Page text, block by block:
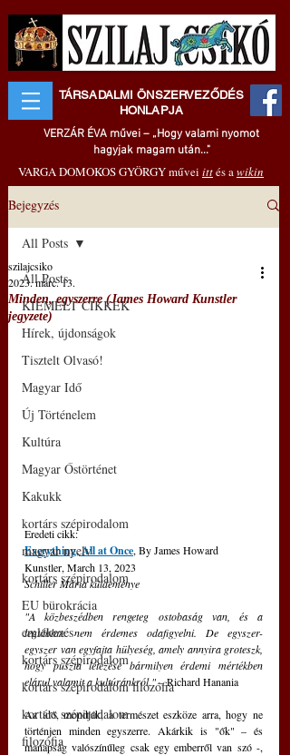
TÁRSADALMI ÖNSZERVEZŐDÉS
HONLAPJA
VERZÁR ÉVA művei – „Hogy valami nyomot
hagyjak magam után..."
VARGA DOMOKOS GYÖRGY művei ittés awikin
Bejegyzés
All Posts
KIEMELT CIKKEK
Hírek, újdonságok
Tisztelt Olvasó!
Magyar Idő
Új Történelem
Kultúra
Magyar Őstörténet
Kakukk
kortárs szépirodalom
magyar nyelv
kortárs szépirodalom
EU bürokrácia
emlékezés
kortárs szépirodalom
kortárs szépirodalom filozófia
kortárs szépirodalom
filozófia
All Posts
Minden, egyszerre (James Howard Kunstler
jegyzete)
szilajcsiko
2023. márc. 13.
Eredeti cikk:
Everything, All at Once, By James Howard
Kunstler, March 13, 2023
Schiller Mária küldeménye
"A közbeszédben rengeteg ostobaság van, és a
legtöbbre nem érdemes odafigyelni. De egyszer-
egyszer van egyfajta hülyeség, amely annyira groteszk,
hogy puszta létezése bármilyen érdemi mértékben
elárul valamit a kultúránkról." – Richard Hanania
Az idő, mondják, a természet eszköze arra, hogy ne
történjen minden egyszerre. Akárkik is "ők" – és
manapság valószínűleg csak egy emberről van szó -,